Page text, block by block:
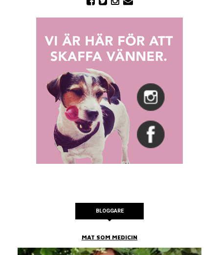
BLOGGARE
MAT SOM MEDICIN